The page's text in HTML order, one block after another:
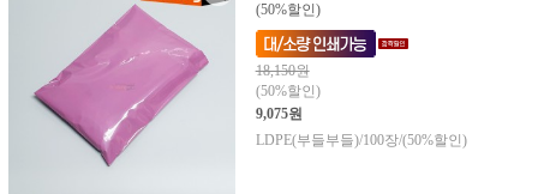
(50%할인)
18,150원
(50%할인)
9,075원
LDPE(부들부들)/100장/(50%할인)